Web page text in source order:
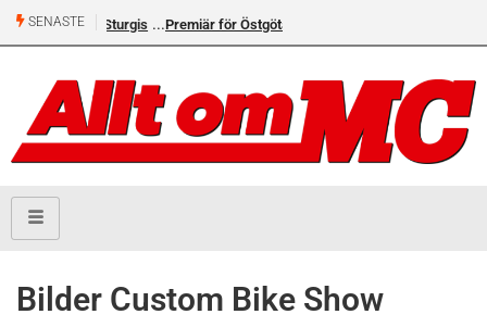
SENASTE Premiär för Östgöta Dundret
Bilder Custom Bike Show